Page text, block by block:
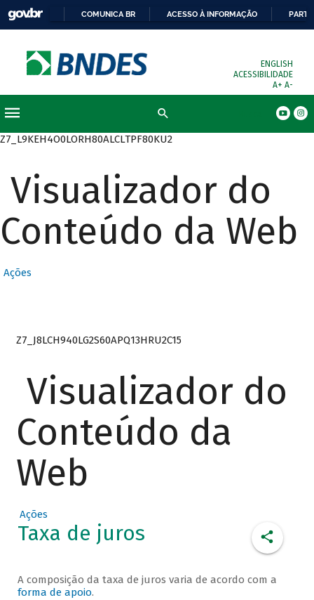
COMUNICA BR ACESSO À INFORMAÇÃO
ENGLISH
ACESSIBILIDADE
A+ A-
Z7_L9KEH4O0LORH80ALCLTPF80KU2
Visualizador do
Conteúdo da Web
Ações
Z7_J8LCH940LG2S60APQ13HRU2C15
Visualizador do
Conteúdo da
Web
Ações
Taxa de juros
A composição da taxa de juros varia de acordo com a
forma de apoio.